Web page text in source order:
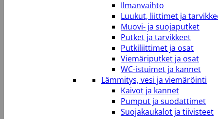
Ilmanvaihto
Luukut, liittimet ja
Muovi- ja suojaputket
Putket ja tarvikkeet
Putkiliittimet ja osat
Viemäriputket ja osat
WC-istuimet ja kannet
Lämmitys, vesi ja viemäröinti
Kaivot ja kannet
Pumput ja suodattimet
Suojakaukalot ja tiivisteet